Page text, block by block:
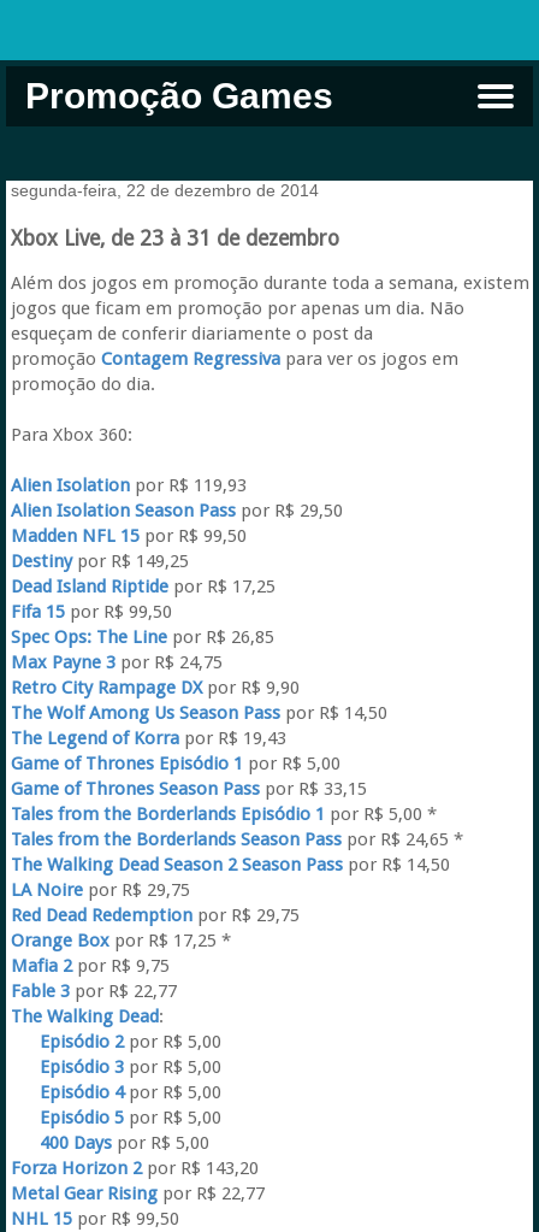
Promoção Games
segunda-feira, 22 de dezembro de 2014
Xbox Live, de 23 à 31 de dezembro
Além dos jogos em promoção durante toda a semana, existem
jogos que ficam em promoção por apenas um dia. Não
esqueçam de conferir diariamente o post da
promoção Contagem Regressivapara ver os jogos em
promoção do dia.
Para Xbox 360:
Alien Isolationpor R$ 119,93
Alien Isolation Season Passpor R$ 29,50
Madden NFL 15por R$ 99,50
Destinypor R$ 149,25
Dead Island Riptidepor R$ 17,25
Fifa 15por R$ 99,50
Spec Ops: The Linepor R$ 26,85
Max Payne 3por R$ 24,75
Retro City Rampage DXpor R$ 9,90
The Wolf Among Us Season Passpor R$ 14,50
The Legend of Korrapor R$ 19,43
Game of Thrones Episódio 1 por R$ 5,00
Game of Thrones Season Passpor R$ 33,15
Tales from the Borderlands Episódio 1 por R$ 5,00 *
Tales from the Borderlands Season Passpor R$ 24,65 *
The Walking Dead Season 2 Season Passpor R$ 14,50
LA Noirepor R$ 29,75
Red Dead Redemptionpor R$ 29,75
Orange Boxpor R$ 17,25 *
Mafia 2por R$ 9,75
Fable 3por R$ 22,77
The Walking Dead:
Episódio 2por R$ 5,00
Episódio 3por R$ 5,00
Episódio 4por R$ 5,00
Episódio 5por R$ 5,00
400 Dayspor R$ 5,00
Forza Horizon 2por R$ 143,20
Metal Gear Risingpor R$ 22,77
NHL 15por R$ 99,50